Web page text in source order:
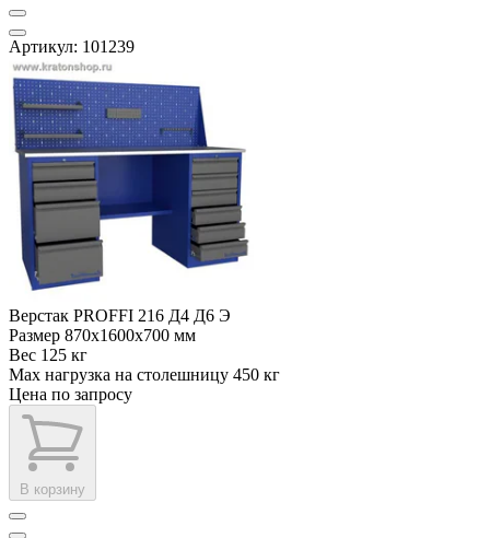
Артикул: 101239
Верстак PROFFI 216 Д4 Д6 Э
Размер 870x1600x700 мм
Вес 125 кг
Max нагрузка на столешницу 450 кг
Цена по запросу
В корзину